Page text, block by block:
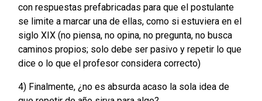
con respuestas prefabricadas para que el postulante
se limite a marcar una de ellas, como si estuviera en el
siglo XIX (no piensa, no opina, no pregunta, no busca
caminos propios; solo debe ser pasivo y repetir lo que
dice o lo que el profesor considera correcto)
4) Finalmente, ¿no es absurda acaso la sola idea de